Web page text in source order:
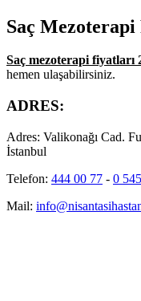
Saç
Saç mezoterapi fiyatları
hemen ulaşabilirsiniz.
ADRES:
Adres: Valikonağı Cad.
İstanbul
Telefon: 444 00 77 - 0
Mail: